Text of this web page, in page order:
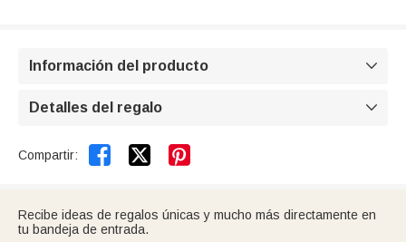
Información del producto 
Detalles del regalo 
Compartir:  
Recibe ideas de regalos únicas y mucho más directamente en
tu bandeja de entrada.